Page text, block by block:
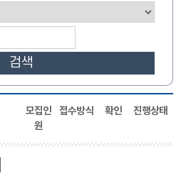
검색
모집인
원
접수방식 확인 진행상태